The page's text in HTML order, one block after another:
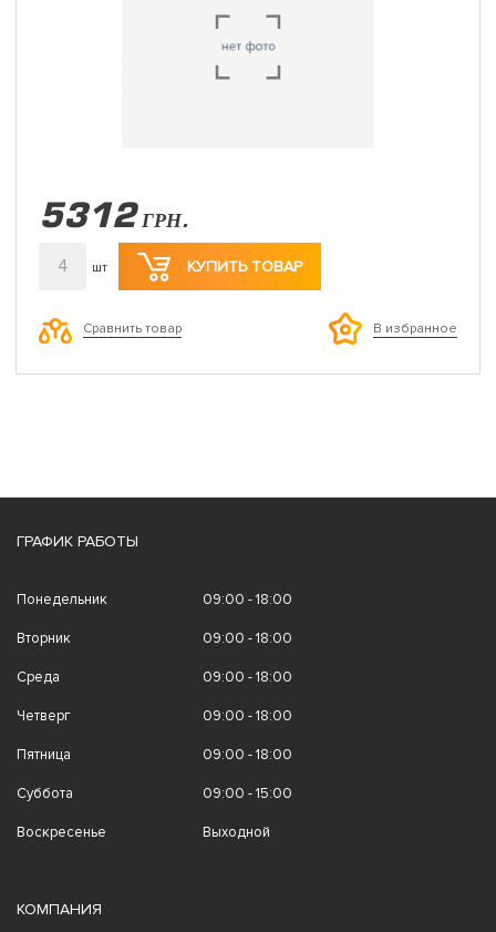
5312 ГРН.
4 шт КУПИТЬ ТОВАР
Сравнить товар В избранное
ГРАФИК РАБОТЫ
Понедельник 09:00 - 18:00
Вторник 09:00 - 18:00
Среда 09:00 - 18:00
Четверг 09:00 - 18:00
Пятница 09:00 - 18:00
Суббота 09:00 - 15:00
Воскресенье Выходной
КОМПАНИЯ